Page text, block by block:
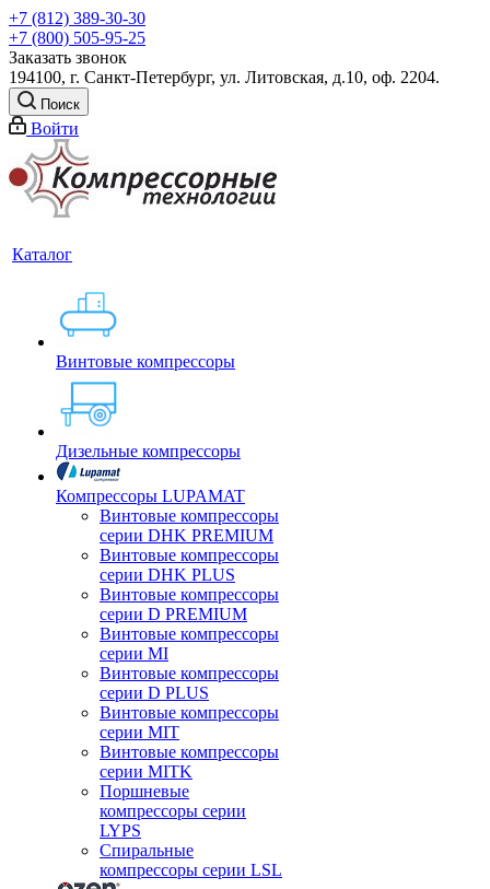
+7 (812) 389-30-30
+7 (800) 505-95-25
Заказать звонок
194100, г. Санкт-Петербург, ул. Литовская, д.10, оф. 2204.
Поиск
Войти
Каталог
Винтовые компрессоры
Дизельные компрессоры
Компрессоры LUPAMAT
Винтовые компрессоры
серии DHK PREMIUM
Винтовые компрессоры
серии DHK PLUS
Винтовые компрессоры
серии D PREMIUM
Винтовые компрессоры
серии MI
Винтовые компрессоры
серии D PLUS
Винтовые компрессоры
серии MIT
Винтовые компрессоры
серии MITK
Поршневые
компрессоры серии
LYPS
Спиральные
компрессоры серии LSL